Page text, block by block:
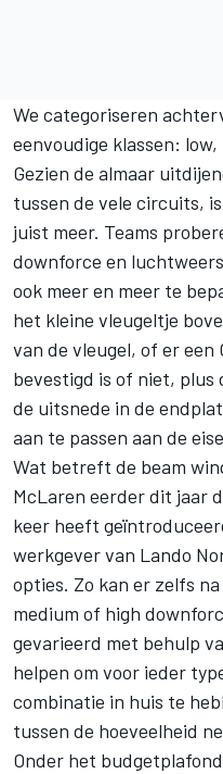
We categoriseren
eenvoudige klassen:
Gezien de almaar
tussen de vele circuits,
juist meer. Teams
downforce en
ook meer en meer te
het kleine vleugeltje
van de vleugel, of er een
bevestigd is of niet, plus
de uitsnede in de
aan te passen aan de
Wat betreft de beam
McLaren eerder dit jaar
keer heeft
werkgever van Lando
opties. Zo kan er zelfs
medium of high
gevarieerd met behulp
helpen om voor ieder
combinatie in huis te
tussen de hoeveelheid
Onder het